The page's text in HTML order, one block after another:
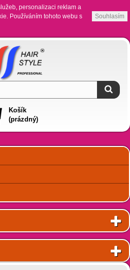
personalizaci reklam a
Používáním tohoto webu s
Souhlasím
Košík
(prázdný)